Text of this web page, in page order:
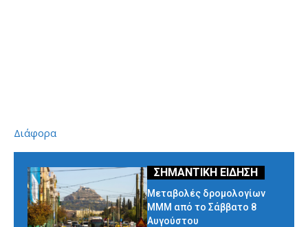
Διάφορα
Μεταβολές δρομολογίων
ΜΜΜ από το Σάββατο 8
Αυγούστου